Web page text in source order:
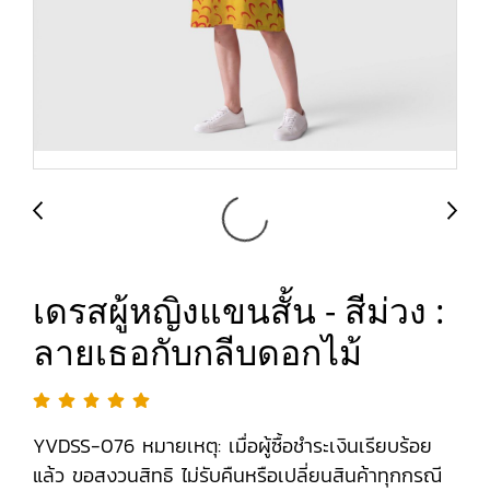
เดรสผู้หญิงแขนสั้น - สีม่วง :
ลายเธอกับกลีบดอกไม้
YVDSS-076 หมายเหตุ: เมื่อผู้ซื้อชำระเงินเรียบร้อย
แล้ว ขอสงวนสิทธิ ไม่รับคืนหรือเปลี่ยนสินค้าทุกกรณี